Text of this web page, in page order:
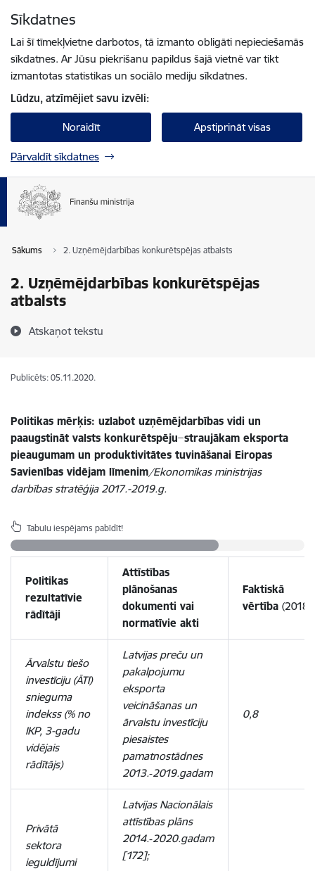
Sīkdatnes
Lai šī tīmekļvietne darbotos, tā izmanto obligāti nepieciešamās
sīkdatnes. Ar Jūsu piekrišanu papildus šajā vietnē var tikt
izmantotas statistikas un sociālo mediju sīkdatnes.
Lūdzu, atzīmējiet savu izvēli:
Noraidīt Apstiprināt visas
Pārvaldīt sīkdatnes
Sākums 2. Uzņēmējdarbības konkurētspējas atbalsts
2. Uzņēmējdarbības konkurētspējas
atbalsts
Atskaņot tekstu
Publicēts: 05.11.2020.
Politikas mērķis: uzlabot uzņēmējdarbības vidi un
paaugstināt valsts konkurētspēju ̶ straujākam eksporta
pieaugumam un produktivitātes tuvināšanai Eiropas
Savienības vidējam līmenim/Ekonomikas ministrijas
darbības stratēģija 2017.-2019.g.
Tabulu iespējams pabīdīt!
Politikas
rezultatīvie
rādītāji
Attīstības
plānošanas
dokumenti vai
normatīvie akti
Faktiskā
vērtība (2018)
Ārvalstu tiešo
investīciju (ĀTI)
snieguma
indekss (% no
IKP, 3-gadu
vidējais
rādītājs)
Latvijas preču un
pakalpojumu
eksporta
veicināšanas un
ārvalstu investīciju
piesaistes
pamatnostādnes
2013.‑2019.gadam
0,8
Privātā
sektora
ieguldījumi
Latvijas Nacionālais
attīstības plāns
2014.‑2020.gadam
[172];